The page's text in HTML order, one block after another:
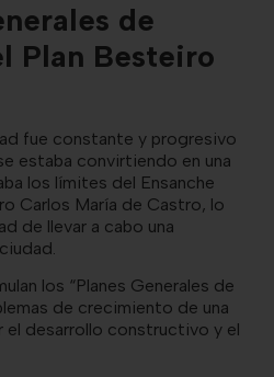
de
Plan Besteiro
fue constante y progresivo
estaba convirtiendo en una
los límites del Ensanche
Carlos María de Castro, lo
de llevar a cabo una
los “Planes Generales de
de crecimiento de una
el desarrollo constructivo y el